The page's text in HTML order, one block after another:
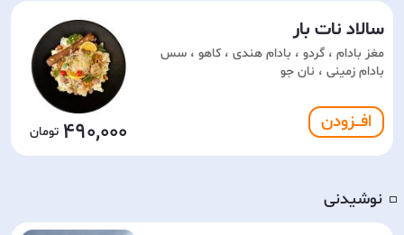
سالاد نات بار
مغز بادام ، گردو ، بادام هندی ، کاهو ، سس
بادام زمینی ، نان جو
افـــزودن 490,000
◽️ نوشیدنی